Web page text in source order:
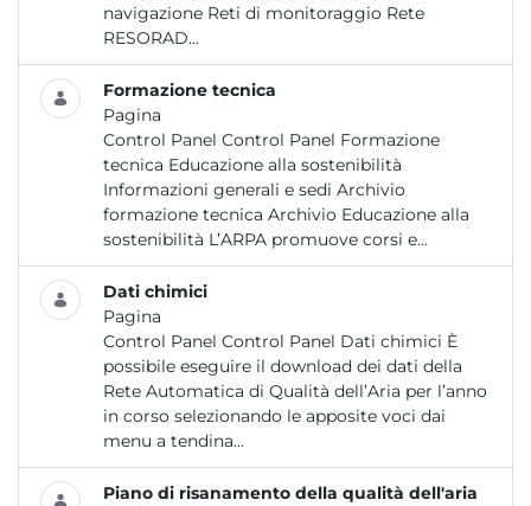
navigazione Reti di monitoraggio Rete
RESORAD...
Formazione tecnica
Pagina
Control Panel Control Panel Formazione
tecnica Educazione alla sostenibilità
Informazioni generali e sedi Archivio
formazione tecnica Archivio Educazione alla
sostenibilità L’ARPA promuove corsi e...
Dati chimici
Pagina
Control Panel Control Panel Dati chimici È
possibile eseguire il download dei dati della
Rete Automatica di Qualità dell’Aria per l’anno
in corso selezionando le apposite voci dai
menu a tendina...
Piano di risanamento della qualità dell'aria